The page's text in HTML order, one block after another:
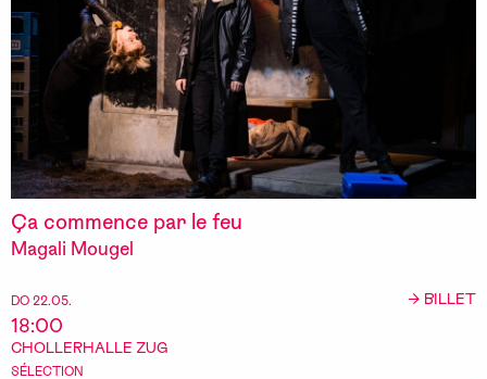
DO 22.05.
18:00
CHOLLERHALLE ZUG
SÉLECTION
Ça commence par le feu
Magali Mougel
→ BILLET